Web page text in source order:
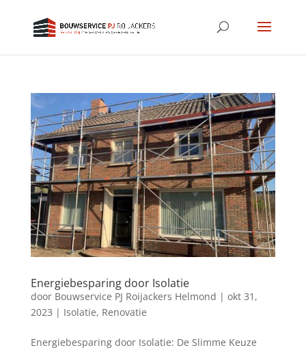
Energiebesparing door Isolatie
door Bouwservice PJ Roijackers Helmond | okt 31,
2023 | Isolatie, Renovatie
Energiebesparing door Isolatie: De Slimme Keuze